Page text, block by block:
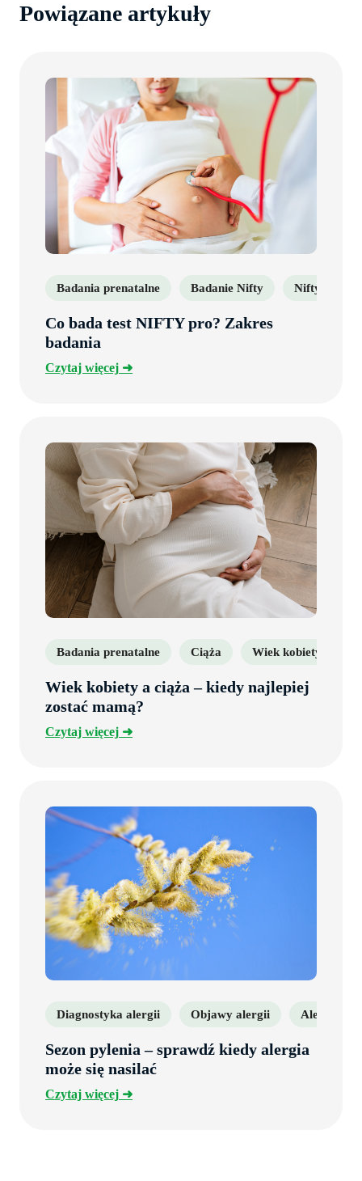
Powiązane artykuły
Badania prenatalne Badanie Nifty Nifty
Co bada test NIFTY pro? Zakres
badania
Czytaj więcejCzytaj
Badania prenatalne Ciąża Wiek kobiety a ciąża
Wiek kobiety a ciąża – kiedy najlepiej
zostać mamą?
Czytaj więcejCzytaj
Diagnostyka alergii Objawy alergii Alergia
Sezon pylenia – sprawdź kiedy alergia
może się nasilać
Czytaj więcejCzytaj